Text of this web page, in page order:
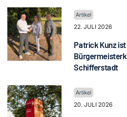
22. JULI 2026
Patrick Kunz ist
Schifferstadt
20. JULI 2026